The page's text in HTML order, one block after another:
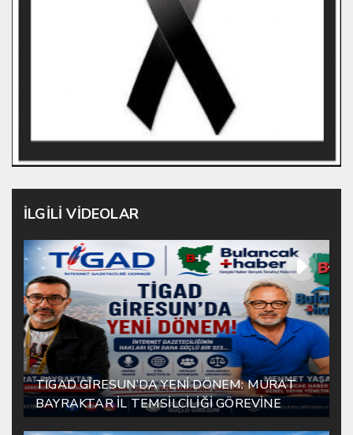
İLGİLİ VİDEOLAR
TİGAD GİRESUN’DA YENİ DÖNEM: MURAT
BAYRAKTAR İL TEMSİLCİLİĞİ GÖREVİNE
ATANDI